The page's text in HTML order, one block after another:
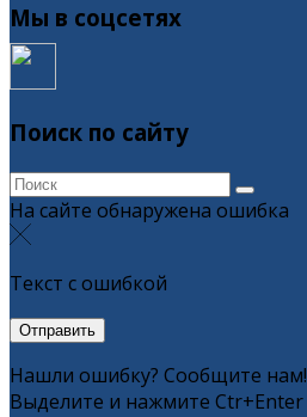
Мы в соцсетях
Поиск по сайту
На сайте обнаружена ошибка
Текст с ошибкой
Нашли ошибку? Сообщите нам!
Выделите и нажмите Ctr+Enter